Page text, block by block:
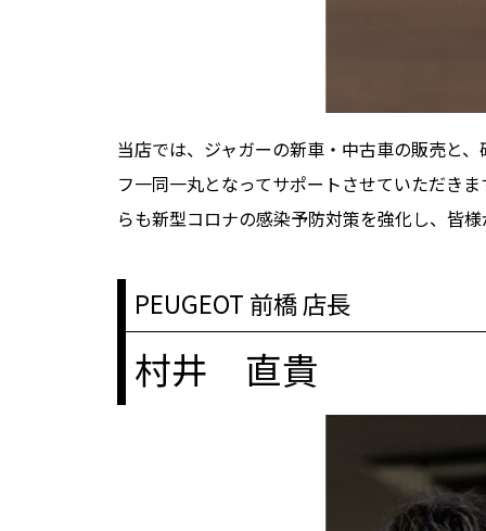
当店では、ジャガーの新車・中古車の販売と
フ一同一丸となってサポートさせていただき
らも新型コロナの感染予防対策を強化し、皆
PEUGEOT 前橋 店長
村井 直貴